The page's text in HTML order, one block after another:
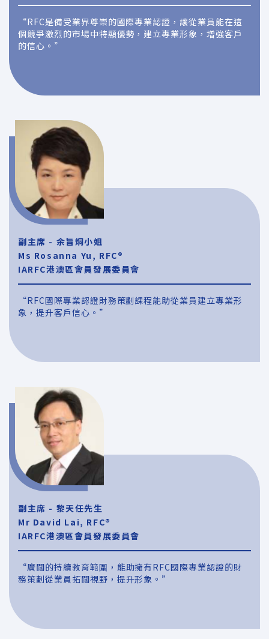
“RFC是備受業界尊崇的國際專業認證，讓從業員能在這
個競爭激烈的市場中特顯優勢，建立專業形象，增強客戶
的信心。”
副主席 - 余旨烔小姐
Ms Rosanna Yu, RFC®
IARFC港澳區會員發展委員會
“RFC國際專業認證財務策劃課程能助從業員建立專業形
象，提升客戶信心。”
副主席 - 黎天任先生
Mr David Lai, RFC®
IARFC港澳區會員發展委員會
“廣闊的持續教育範圍，能助擁有RFC國際專業認證的財
務策劃從業員拓闊視野，提升形象。”